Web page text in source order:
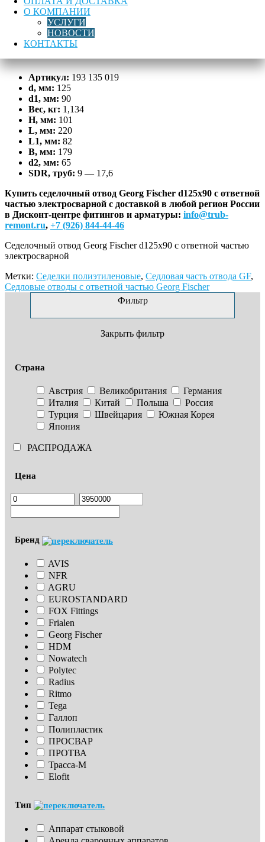
О КОМПАНИИ
УСЛУГИ
НОВОСТИ
КОНТАКТЫ
отвод
Georg
d125х90
ответной
частью
электросварной
Лучшая цена Доставка по России
Описание
Артикул: 193 135 019
d, мм: 125
d1, мм: 90
Вес, кг: 1,134
H, мм: 101
L, мм: 220
L1, мм: 82
B, мм: 179
d2, мм: 65
SDR, труб: 9 — 17,6
Купить седелочный отвод Georg Fischer d125х90 с ответной
частью электросварной с доставкой в любой регион России
в Дисконт-центре фитингов и арматуры: info@trub-
remont.ru, +7 (926) 844-44-46
Седелочный отвод Georg Fischer d125х90 с ответной частью
электросварной
Метки: Седелки полиэтиленовые, Седловая часть отвода GF,
Седловые отводы с ответной частью Georg Fischer
Фильтр
Закрыть фильтр
Страна
Австрия Великобритания
Германия
Италия
Китай Польша
Россия
Турция
Швейцария
Южная Корея
Япония
РАСПРОДАЖА
Цена
Бренд
AVIS
NFR
AGRU
EUROSTANDARD
FOX Fittings
Frialen
Georg Fischer
HDM
Nowatech
Polytec
Radius
Ritmo
Tega
Галлоп
Полипластик
ПРОСВАР
ПРОТВА
Трасса-М
Elofit
Тип
Аппарат стыковой